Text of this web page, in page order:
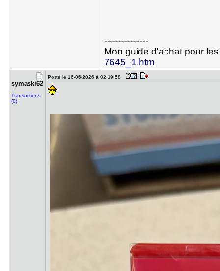
---------------
Mon guide d'achat pour
7645_1.htm
symaski62
Transactions
(0)
Posté le 16-06-2026 à 02:19:58